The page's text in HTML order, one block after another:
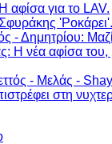
αφίσα για το LAV.
- Δημητρίου:
Η νέα αφίσα του,
- Μελάς -
στη